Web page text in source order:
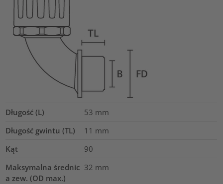
Długość (L) 53 mm
Długość gwintu (TL)
11 mm
Kąt
90
Maksymalna średnic
a zew. (OD max.)
32 mm